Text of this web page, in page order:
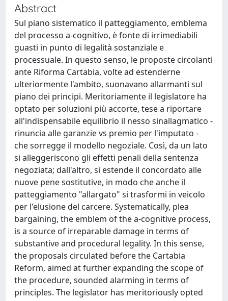
Abstract
Sul piano sistematico il patteggiamento, emblema
del processo a-cognitivo, è fonte di irrimediabili
guasti in punto di legalità sostanziale e
processuale. In questo senso, le proposte circolanti
ante Riforma Cartabia, volte ad estenderne
ulteriormente l'ambito, suonavano allarmanti sul
piano dei principi. Meritoriamente il legislatore ha
optato per soluzioni più accorte, tese a riportare
all'indispensabile equilibrio il nesso sinallagmatico -
rinuncia alle garanzie vs premio per l'imputato -
che sorregge il modello negoziale. Così, da un lato
si alleggeriscono gli effetti penali della sentenza
negoziata; dall'altro, si estende il concordato alle
nuove pene sostitutive, in modo che anche il
patteggiamento "allargato" si trasformi in veicolo
per l'elusione del carcere. Systematically, plea
bargaining, the emblem of the a-cognitive process,
is a source of irreparable damage in terms of
substantive and procedural legality. In this sense,
the proposals circulated before the Cartabia
Reform, aimed at further expanding the scope of
the procedure, sounded alarming in terms of
principles. The legislator has meritoriously opted